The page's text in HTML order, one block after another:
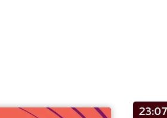
23:07